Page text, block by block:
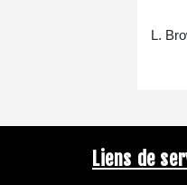
L.
Liens de